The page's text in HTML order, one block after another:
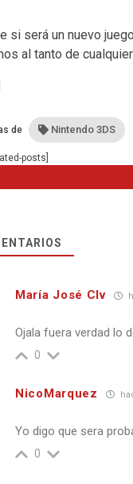
si será un nuevo
al tanto de
de Nintendo 3DS
posts]
María José Clv
Ojala fuera verdad lo
0
NicoMarquez
Yo digo que sera
0